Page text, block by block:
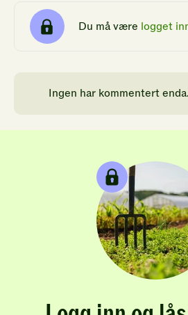
Du må være logget
Ingen har kommentert